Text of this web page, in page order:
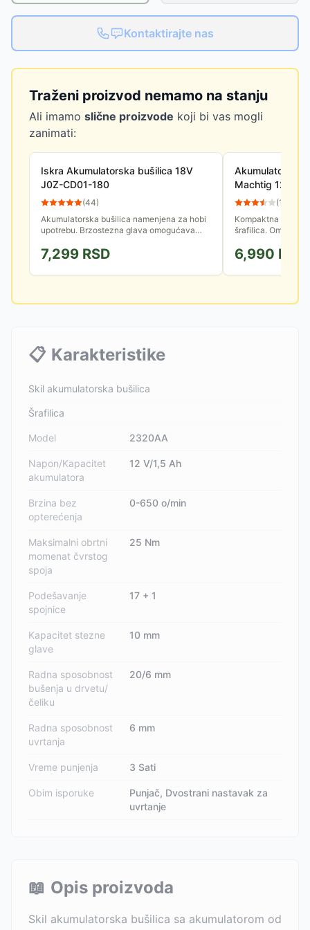
Kontaktirajte nas
Traženi proizvod nemamo na stanju
Ali imamo slične proizvode koji bi vas mogli
zanimati:
Iskra Akumulatorska bušilica 18V
J0Z-CD01-180
(44)
Akumulatorska bušilica namenjena za hobi
upotrebu. Brzostezna glava omogućava
7,299 RSD
Akumulatorska
Machtig 12V
(157
Kompaktna
šrafilica.
konvencionalne
6,990 RSD
📋 Karakteristike
Skil akumulatorska bušilica
Šrafilica
Model 2320AA
Napon/Kapacitet
akumulatora
12 V/1,5 Ah
Brzina bez
opterećenja
0-650 o/min
Maksimalni obrtni
momenat čvrstog
spoja
25 Nm
Podešavanje
spojnice
17 + 1
Kapacitet stezne
glave
10 mm
Radna sposobnost
bušenja u drvetu/
čeliku
20/6 mm
Radna sposobnost
uvrtanja
6 mm
Vreme punjenja 3 Sati
Obim isporuke
Punjač, Dvostrani nastavak za
uvrtanje
📖 Opis proizvoda
Skil akumulatorska bušilica sa akumulatorom od